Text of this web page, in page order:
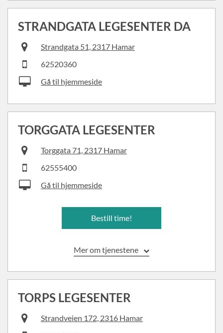
STRANDGATA LEGESENTER DA
Strandgata 51, 2317 Hamar
62520360
Gå til hjemmeside
TORGGATA LEGESENTER
Torggata 71, 2317 Hamar
62555400
Gå til hjemmeside
Bestill time!
Mer om tjenestene
TORPS LEGESENTER
Strandveien 172, 2316 Hamar